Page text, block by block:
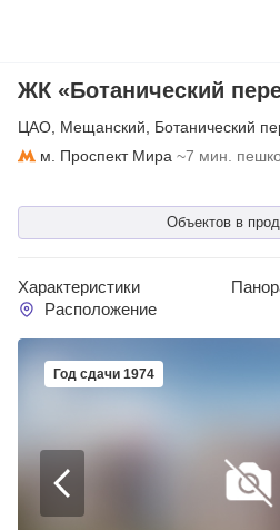
ЖК «Ботанический
ЦАО Мещанский Ботанический
м. Проспект Мира ~7 мин.
Объектов в
Характеристики
Расположение
Год сдачи 1974